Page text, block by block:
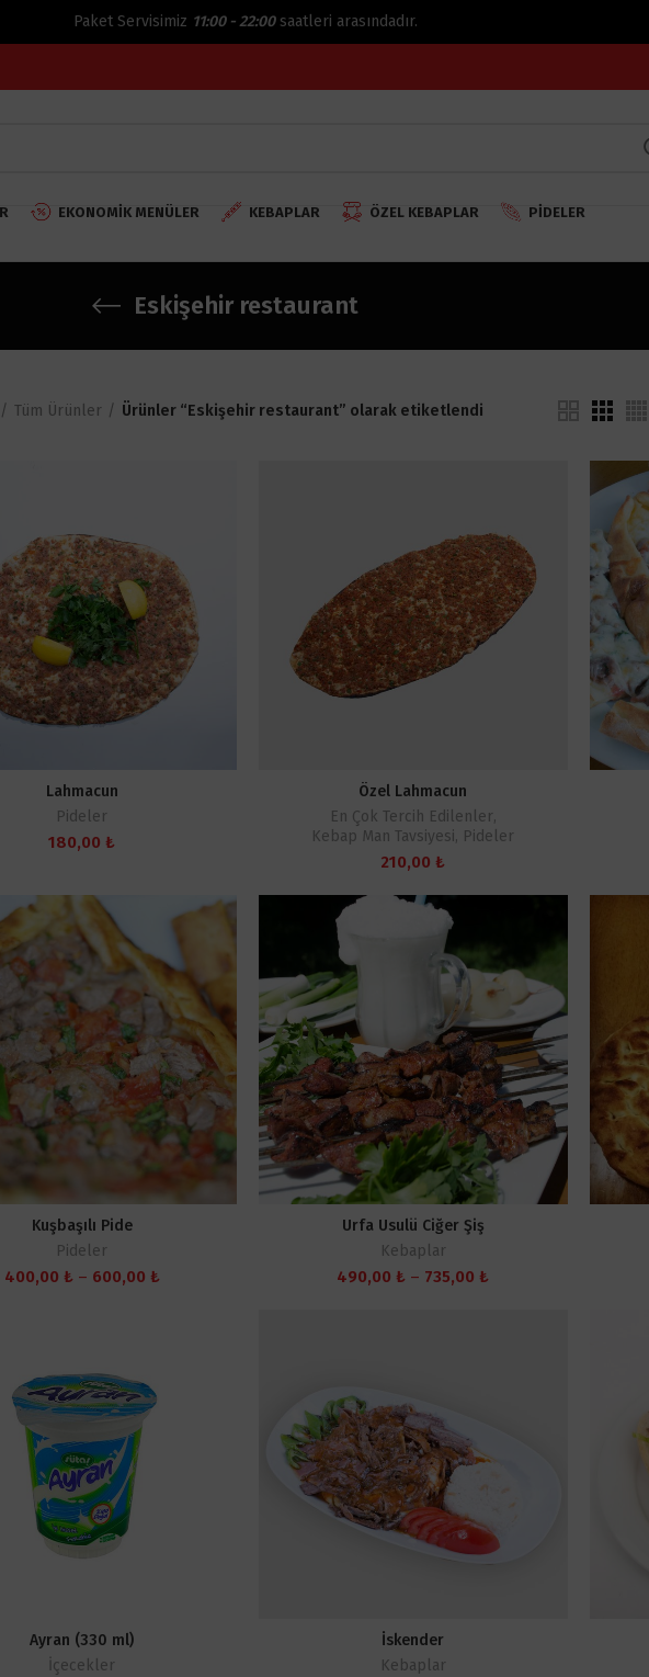
EKONOMIK MENÜLER KEBAPLAR ÖZEL KEBAPLAR PIDELER
Eskişehir restaurant
Tüm Ürünler Ürünler “Eskişehir restaurant” olarak etiketlendi
Lahmacun
Pideler
180,00 ₺
Özel Lahmacun
En Çok Tercih Edilenler,
Kebap Man Tavsiyesi, Pideler
210,00 ₺
Kuşbaşılı Pide
Pideler
400,00 ₺ – 600,00 ₺Fiyat
Urfa Usulü Ciğer Şiş
Kebaplar
490,00 ₺ – 735,00 ₺Fiyat
Ayran (330 ml)
İçecekler
İskender
Kebaplar
Paket Servisimiz 11:00 - 22:00 saatleri arasındadır.